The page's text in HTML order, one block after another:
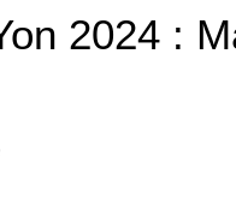
2024 :